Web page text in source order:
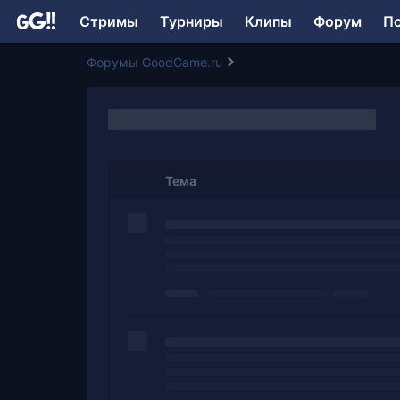
Стримы Турниры Клипы Форум
Форумы GoodGame.ru
Тема